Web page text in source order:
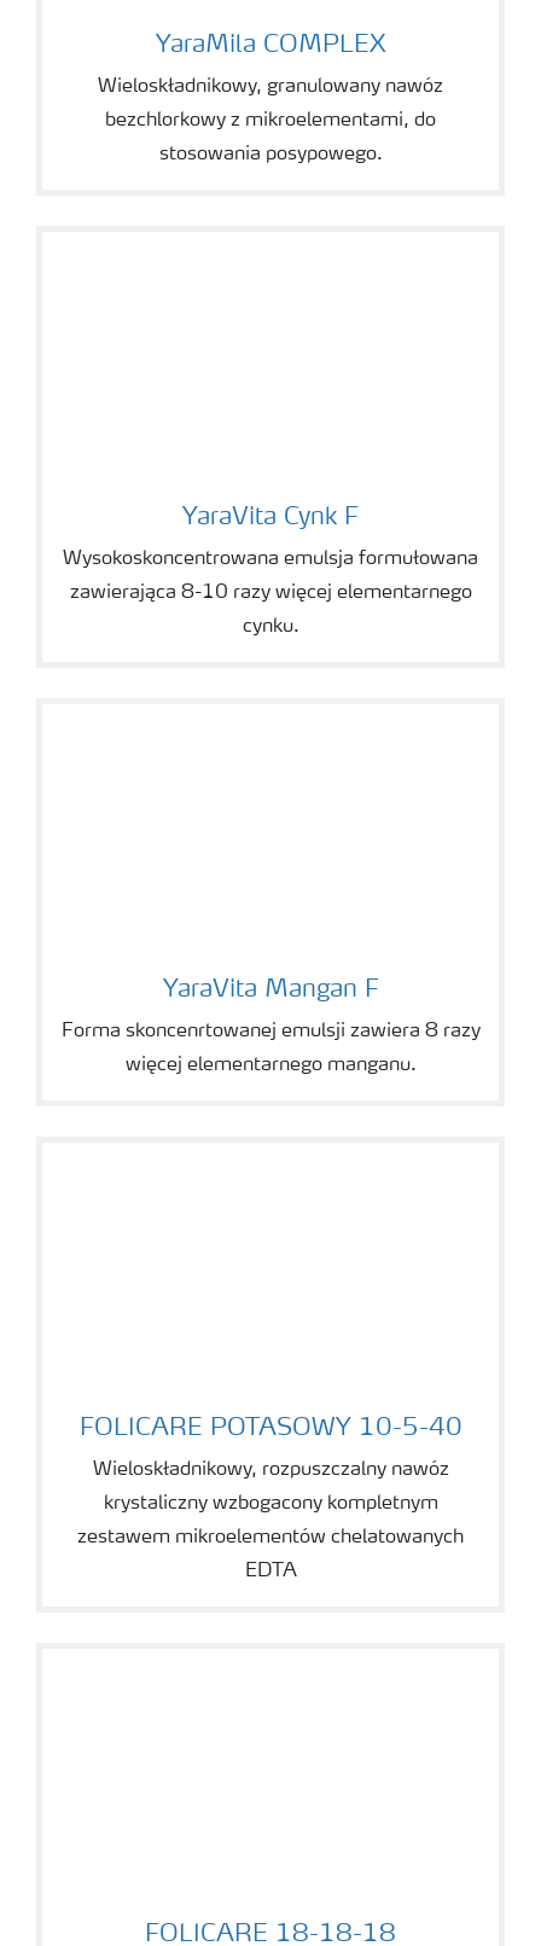
YaraMila COMPLEX
YaraMila COMPLEX
Wieloskładnikowy, granulowany nawóz
bezchlorkowy z mikroelementami, do
stosowania posypowego.
YaraVita Cynk F
YaraVita Cynk F
Wysokoskoncentrowana emulsja formułowana
zawierająca 8-10 razy więcej elementarnego
cynku.
YaraVita Mangan F
YaraVita Mangan F
Forma skoncenrtowanej emulsji zawiera 8 razy
więcej elementarnego manganu.
FOLICARE POTASOWY 10-5-40
FOLICARE POTASOWY 10-5-40
Wieloskładnikowy, rozpuszczalny nawóz
krystaliczny wzbogacony kompletnym
zestawem mikroelementów chelatowanych
EDTA
FOLICARE 18-18-18
FOLICARE 18-18-18